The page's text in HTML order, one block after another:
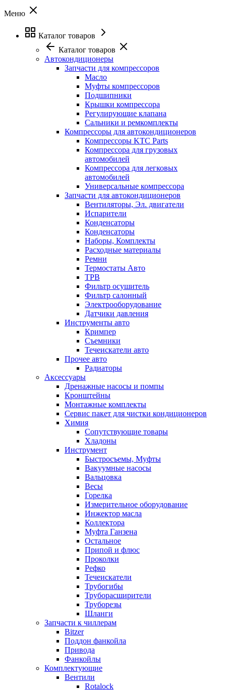
Меню
Каталог товаров
Каталог товаров
Автокондиционеры
Запчасти для компрессоров
Масло
Муфты компрессоров
Подшипники
Крышки компрессора
Регулирующие клапана
Сальники и ремкомплекты
Компрессоры для автокондиционеров
Компрессоры KTC Parts
Компрессора для грузовых
автомобилей
Компрессора для легковых
автомобилей
Универсальные компрессора
Запчасти для автокондиционеров
Вентиляторы, Эл. двигатели
Испарители
Конденсаторы
Конденсаторы
Наборы, Комплекты
Расходные материалы
Ремни
Термостаты Авто
ТРВ
Фильтр осушитель
Фильтр салонный
Электрооборудование
Датчики давления
Инструменты авто
Кримпер
Съемники
Течеискатели авто
Прочее авто
Радиаторы
Аксессуары
Дренажные насосы и помпы
Кронштейны
Монтажные комплекты
Сервис пакет для чистки кондиционеров
Химия
Сопутствующие товары
Хладоны
Инструмент
Быстросъемы, Муфты
Вакуумные насосы
Вальцовка
Весы
Горелка
Измерительное оборудование
Инжектор масла
Коллектора
Муфта Ганзена
Остальное
Припой и флюс
Проколки
Рефко
Течеискатели
Трубогибы
Труборасширители
Труборезы
Шланги
Запчасти к чиллерам
Bitzer
Поддон фанкойла
Привода
Фанкойлы
Комплектующие
Вентили
Rotalock